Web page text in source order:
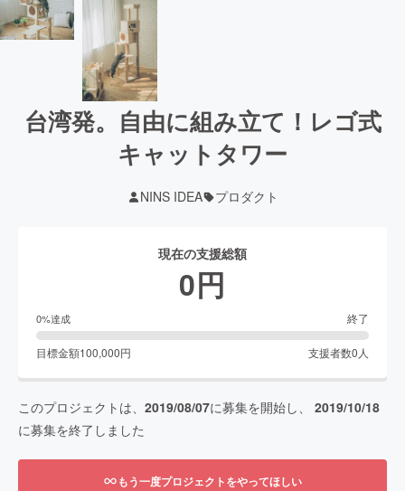
台湾発。自由に組み立て！レゴ式
キャットタワー
NINS IDEA プロダクト
現在の支援総額
0円
0%達成 終了
目標金額100,000円 支援者数0 人
このプロジェクトは、 2019/08/07に募集を開始し、 2019/10/18
に募集を終了しました
もう一度プロジェクトをやってほしい